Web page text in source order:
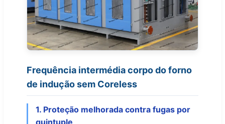
Frequência intermédia corpo do forno
de indução sem Coreless
1. Proteção melhorada contra fugas por
quintuple